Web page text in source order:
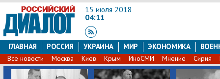
15 июля 2018
04:11
ГЛАВНАЯ РОССИЯ УКРАИНА МИР ЭКОНОМИКА
Все новости Москва Киев Крым ИноСМИ Мнение Сирия